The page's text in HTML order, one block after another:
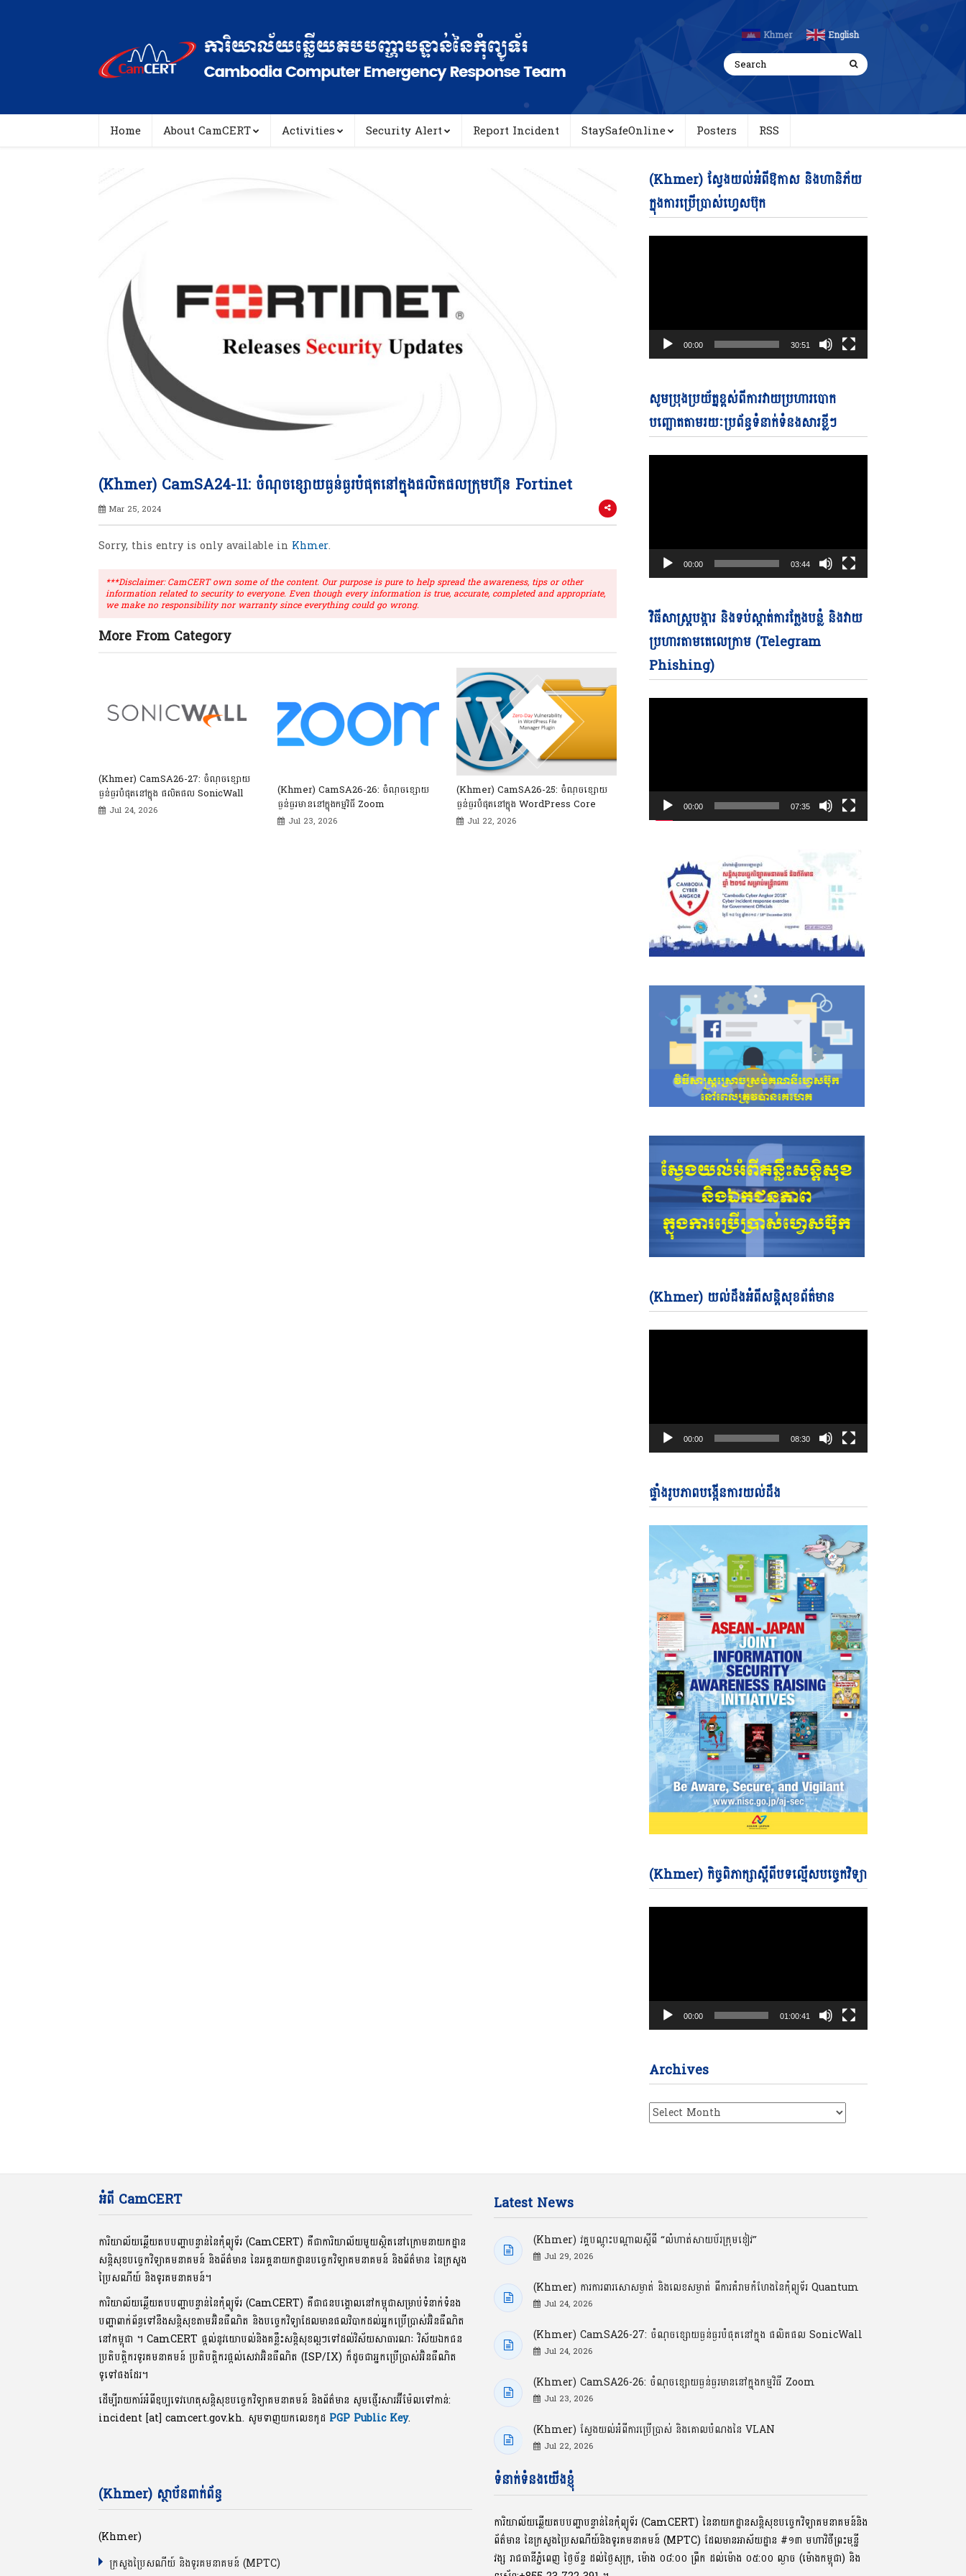
Khmer English
Home About CamCERT Activities Security Alert Report Incident StaySafeOnline Posters RSS
(Khmer) CamSA24-11: ចំណុចខ្សោយធ្ងន់ធ្ងរបំផុតនៅក្នុងផលិតផលក្រុមហ៊ុន Fortinet
Mar 25, 2024
Sorry, this entry is only available in Khmer.
***Disclaimer: CamCERT own some of the content. Our purpose is pure to help spread the awareness, tips or other
information related to security to everyone. Even though every information is true, accurate, completed and appropriate,
we make no responsibility nor warranty since everything could go wrong.
More From Category
(Khmer) CamSA26-27: ចំណុចខ្សោយ
ធ្ងន់ធ្ងរបំផុតនៅក្នុង ផលិតផល SonicWall
Jul 24, 2026
(Khmer) CamSA26-26: ចំណុចខ្សោយ
ធ្ងន់ធ្ងរមាននៅក្នុងកម្មវិធី Zoom
Jul 23, 2026
(Khmer) CamSA26-25: ចំណុចខ្សោយ
ធ្ងន់ធ្ងរបំផុតនៅក្នុង WordPress Core
Jul 22, 2026
(Khmer) ស្វែងយល់អំពីឱកាស និងហានិភ័យ
ក្នុងការប្រើប្រាស់ហ្វេសប៊ុក
00:00 30:51
សូមប្រុងប្រយ័ត្នខ្ពស់ពីការវាយប្រហារបោក
បញ្ឆោតតាមរយៈប្រព័ន្ធទំនាក់ទំនងសារខ្លីៗ
00:00 03:44
វិធីសាស្ត្របង្ការ និងទប់ស្កាត់ការក្លែងបន្លំ និងវាយ
ប្រហារតាមតេលេក្រាម (Telegram
Phishing)
00:00 07:35
(Khmer) យល់ដឹងអំពីសន្តិសុខព័ត៌មាន
Player
00:00 08:30
ផ្ទាំងរូបភាពបង្កើនការយល់ដឹង
(Khmer) កិច្ចពិភាក្សាស្តីពីបទល្មើសបច្ចេកវិទ្យាVideo
Player
00:00 01:00:41
Archives
Archives
អំពី CamCERT
ការិយាល័យឆ្លើយតបបញ្ហាបន្ទាន់នៃកុំព្យូទ័រ (CamCERT) គឺជាការិយាល័យមួយស្ថិតនៅក្រោមនាយកដ្ឋាន
សន្តិសុខបច្ចេកវិទ្យាគមនាគមន៍ និងព័ត៌មាន នៃអគ្គនាយកដ្ឋានបច្ចេកវិទ្យាគមនាគមន៍ និងព័ត៌មាន នៃក្រសួង
ប្រៃសណីយ៍ និងទូរគមនាគមន៍។
ការិយាល័យឆ្លើយតបបញ្ហាបន្ទាន់នៃកុំព្យូទ័រ (CamCERT) គឺជាជនបង្គោលនៅកម្ពុជាសម្រាប់ទំនាក់ទំនង
បញ្ហាពាក់ព័ន្ធទៅនឹងសន្តិសុខតាមអ៊ិនធឺណិត និងបច្ចេកវិទ្យាដែលមានផលវិបាកដល់អ្នកប្រើប្រាស់អ៊ិនធឺណិត
នៅកម្ពុជា ។ CamCERT ផ្តល់នូវយោបល់និងគន្លឹះសន្តិសុខល្អៗទៅដល់វិស័យសាធារណៈ វិស័យឯកជន
ប្រតិបត្តិករទូរគមនាគមន៍ ប្រតិបត្តិករផ្តល់សេវាអ៊ិនធឺណិត (ISP/IX) ក៏ដូចជាអ្នកប្រើប្រាស់អ៊ិនធឺណិត
ទូទៅផងដែរ។
ដើម្បីរាយការ៍អំពីឧប្បទេវហេតុសន្តិសុខបច្ចេកវិទ្យាគមនាគមន៍ និងព័ត៌មាន សូមផ្ញើរសារអ៊ីម៉ែលទៅកាន់:
incident [at] camcert.gov.kh. សូមទាញយកលេខកូដ PGP Public Key.
(Khmer) ស្ថាប័នពាក់ព័ន្ធ
(Khmer)
ក្រសួងប្រៃសណីយ៍ និងទូរគមនាគមន៍ (MPTC)
Latest News
(Khmer) វគ្គបណ្ដុះបណ្ដាលស្ដីពី “លំហាត់សាយប័រក្រុមខៀវ”
Jul 29, 2026
(Khmer) ការការពារសោសម្ងាត់ និងលេខសម្ងាត់ ពីការគំរាមកំហែងនៃកុំព្យូទ័រ Quantum
Jul 24, 2026
(Khmer) CamSA26-27: ចំណុចខ្សោយធ្ងន់ធ្ងរបំផុតនៅក្នុង ផលិតផល SonicWall
Jul 24, 2026
(Khmer) CamSA26-26: ចំណុចខ្សោយធ្ងន់ធ្ងរមាននៅក្នុងកម្មវិធី Zoom
Jul 23, 2026
(Khmer) ស្វែងយល់អំពីការប្រើប្រាស់ និងគោលបំណងនៃ VLAN
Jul 22, 2026
ទំនាក់ទំនងយើងខ្ញុំ
ការិយាល័យឆ្លើយតបបញ្ហាបន្ទាន់នៃកុំព្យូទ័រ (CamCERT) នៃនាយកដ្ឋានសន្តិសុខបច្ចេកវិទ្យាគមនាគមន៍និង
ព័ត៌មាន នៃក្រសួងប្រៃសណីយ៍និងទូរគមនាគមន៍ (MPTC) ដែលមានអាស័យដ្ឋាន #១៣ មហាវិថីព្រះមុនី្ន
វង្ស រាជធានីភ្នំពេញ ថ្ងៃច័ន្ទ ដល់ថ្ងៃសុក្រ, ម៉ោង ០៨:០០ ​ព្រឹក ដល់ម៉ោង ០៥:០០ ល្ងាច (ម៉ោងកម្ពុជា) និង